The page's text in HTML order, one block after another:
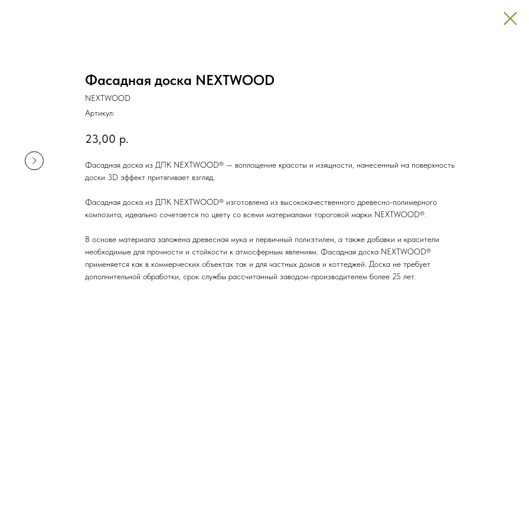
Фасадная доска NEXTWOOD
NEXTWOOD
Артикул:
23,00 р.
Фасадная доска из ДПК NEXTWOOD® — воплощение красоты и изящности, нанесенный на поверхность
доски 3D эффект притягивает взгляд.
Фасадная доска из ДПК NEXTWOOD® изготовлена из высококачественного древесно-полимерного
композита, идеально сочетается по цвету со всеми материалами тороговой марки NEXTWOOD®.
В основе материала заложена древесная мука и первичный полиэтилен, а также добавки и красители
необходимые для прочности и стойкости к атмосферным явлениям. Фасадная доска NEXTWOOD®
применяется как в коммерческих объектах так и для частных домов и коттеджей. Доска не требует
дополнительной обработки, срок службы рассчитанный заводом-производителем более 25 лет.